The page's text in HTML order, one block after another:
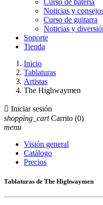
Curso de batería
Noticias y
Curso de guitarra
Noticias y
Soporte
Tienda
Inicio
Tablaturas
Artistas
The Highwaymen
 Iniciar sesión
shopping_cart Carrito (0)
menu
Visión general
Catálogo
Precios
Tablaturas de The Highwaymen